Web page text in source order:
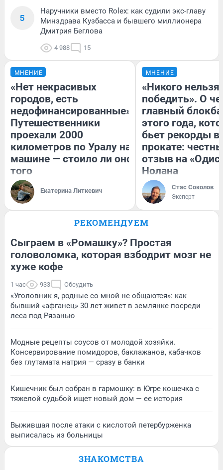
5
Наручники вместо Rolex: как судили экс-главу
Минздрава Кузбасса и бывшего миллионера
Дмитрия Беглова
4 988 15
МНЕНИЕ
«Нет некрасивых
городов, есть
недофинансированные».
Путешественники
проехали 2000
километров по Уралу на
машине — стоило ли оно
того
Екатерина Литкевич
МНЕНИЕ
«Никого нельзя
победить». О
главный
этого года,
бьет рекорды в
прокате:
отзыв на
Нолана
Стас Соколов
Эксперт
РЕКОМЕНДУЕМ
Сыграем в «Ромашку»? Простая
головоломка, которая взбодрит мозг не
хуже кофе
1 час 933 Обсудить
«Уголовник я, родные со мной не общаются»: как
бывший «афганец» 30 лет живет в землянке посреди
леса под Рязанью
Модные рецепты соусов от молодой хозяйки.
Консервирование помидоров, баклажанов, кабачков
без глутамата натрия — сразу в банки
Кишечник был собран в гармошку: в Югре кошечка с
тяжелой судьбой ищет новый дом — ее история
Выжившая после атаки с кислотой петербурженка
выписалась из больницы
ЗНАКОМСТВА